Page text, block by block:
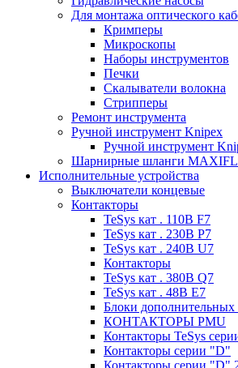
Для монтажа оптического
Кримперы
Микроскопы
Наборы инструментов
Печки
Скалыватели волокна
Стрипперы
Ремонт инструмента
Ручной инструмент Knipex
Ручной инструмент
Шарнирные шланги
Исполнительные устройства
Выключатели концевые
Контакторы
TeSys кат . 110В F7
TeSys кат . 230В P7
TeSys кат . 240В U7
Контакторы
TeSys кат . 380В Q7
TeSys кат . 48В E7
Блоки дополнительных
КОНТАКТОРЫ PMU
Контакторы TeSys
Контакторы серии "D"
Контакторы серии "D"